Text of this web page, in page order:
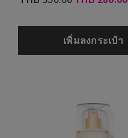
เพิ่มลงกระเป๋า